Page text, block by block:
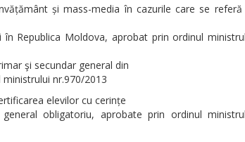
și mass-media în cazurile care se referă
Republica Moldova, aprobat prin ordinul
şi secundar general din
nr.970/2013
elevilor cu cerințe
obligatoriu, aprobate prin ordinul